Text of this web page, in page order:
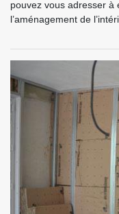
pouvez vous adresser à
l’aménagement de